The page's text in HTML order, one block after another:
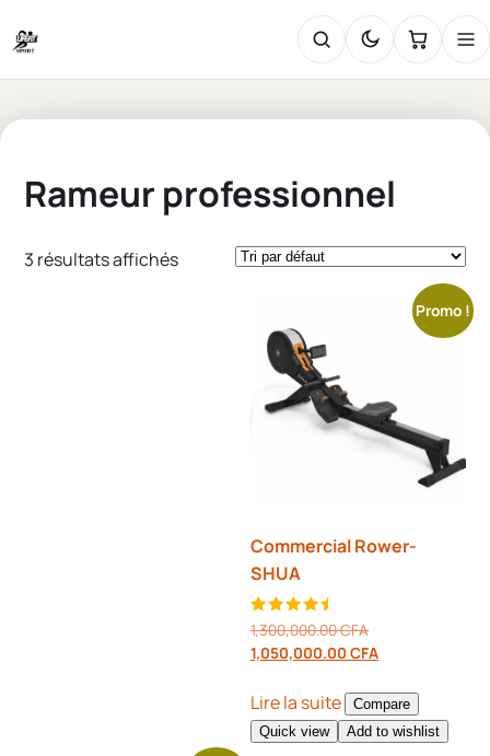
Rameur professionnel
3 résultats affichés
Promo !
Commercial Rower-
SHUA
Note
4.80
sur 5
1,300,000.00CFA
1,050,000.00 CFA
Lire la suite
Compare
Quick view
Add to wishlist